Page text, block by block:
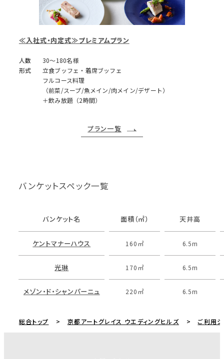
≪入社式・内定式≫プレミアムプラン
人数
30～180名様
形式
立食ブッフェ・着席ブッフェ
フルコース料理
（前菜/スープ/魚メイン/肉メイン/デザート）
＋飲み放題（2時間）
プラン一覧
バンケットスペック一覧
バンケット名 面積（㎡） 天井高
ケントマナーハウス 160㎡ 6.5m
光琳 170㎡ 6.5m
メゾン・ド・シャンパーニュ 220㎡ 6.5m
総合トップ 京都アートグレイス ウエディングヒルズ ご利用